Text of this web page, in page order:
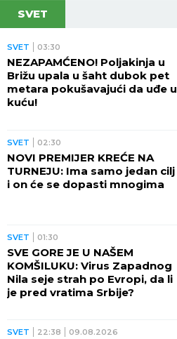
SVET
SVET 03:30
NEZAPAMĆENO! Poljakinja u
Brižu upala u šaht dubok pet
metara pokušavajući da uđe u
kuću!
SVET 02:30
NOVI PREMIJER KREĆE NA
TURNEJU: Ima samo jedan cilj
i on će se dopasti mnogima
SVET 01:30
SVE GORE JE U NAŠEM
KOMŠILUKU: Virus Zapadnog
Nila seje strah po Evropi, da li
je pred vratima Srbije?
SVET 22:38 09.08.2026